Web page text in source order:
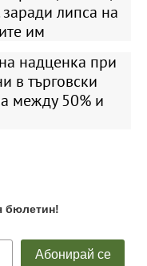
липса на
им
надценка при
в търговски
между 50% и